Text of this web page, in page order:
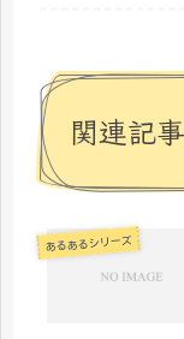
関連記事
あるあるシリーズ